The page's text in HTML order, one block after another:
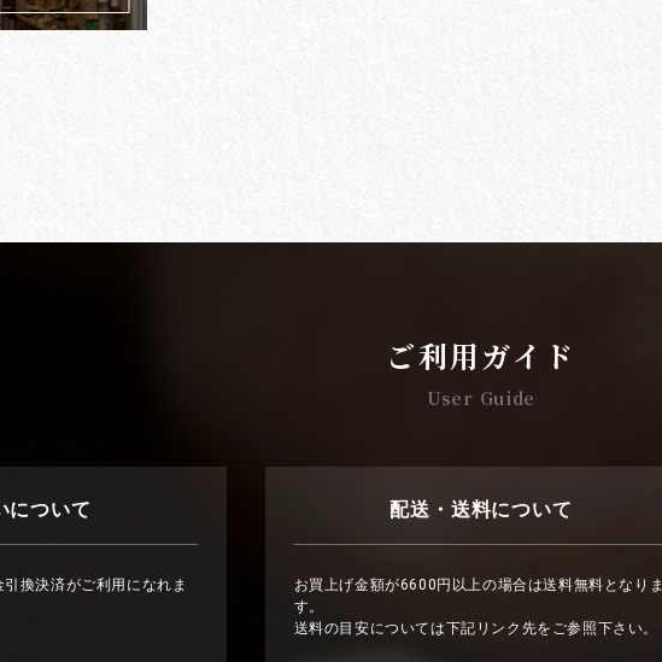
ご利用ガイド
User Guide
について
換決済がご利用になれま
配送・送料について
お買上げ金額が6600円以上の場合は送料無料となりま
す。
送料の目安については下記リンク先をご参照下さい。